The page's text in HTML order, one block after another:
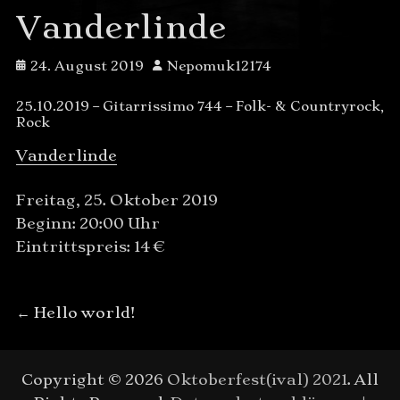
Vanderlinde
Posted
24. August 2019 Author
Nepomuk12174
25.10.2019 – Gitarrissimo 744 – Folk- & Countryrock,
Rock
Vanderlinde
Freitag, 25. Oktober 2019
Beginn: 20:00 Uhr
Eintrittspreis: 14 €
Beitragsnavigation
← Previous
Hello world!
Copyright © 2026 Oktoberfest(ival) 2021. All